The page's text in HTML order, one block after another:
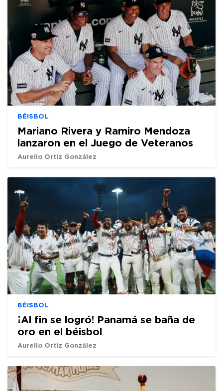
BÉISBOL
Mariano Rivera y Ramiro Mendoza
lanzaron en el Juego de Veteranos
Aurelio Ortiz González
BÉISBOL
¡Al fin se logró! Panamá se baña de
oro en el béisbol
Aurelio Ortiz González